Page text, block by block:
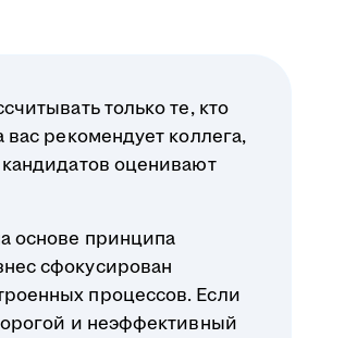
только те, кто
рекомендует коллега,
оценивают
основе принципа
сфокусирован
процессов. Если
и неэффективный